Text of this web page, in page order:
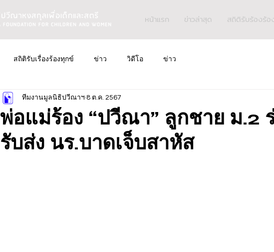
หน้าแรก ข่าวล่าสุด สถิติรับร้องร้อ
สถิติรับเรื่องร้องทุกข์ ข่าว วิดีโอ ข่าว
พ่อแม่ร้อง “ปวีณา” ลูกชาย ม.2
รับส่ง นร.บาดเจ็บสาหัส
ทีมงานมูลนิธิปวีณาฯ 8 ต.ค. 2567